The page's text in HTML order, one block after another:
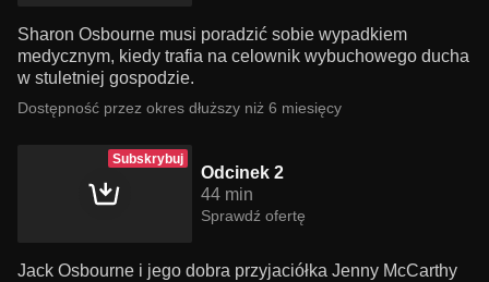
Sharon Osbourne musi poradzić sobie wypadkiem
medycznym, kiedy trafia na celownik wybuchowego ducha
w stuletniej gospodzie.
Dostępność przez okres dłuższy niż 6 miesięcy
Subskrybuj
Odcinek 2
44 min
Sprawdź ofertę
Jack Osbourne i jego dobra przyjaciółka Jenny McCarthy